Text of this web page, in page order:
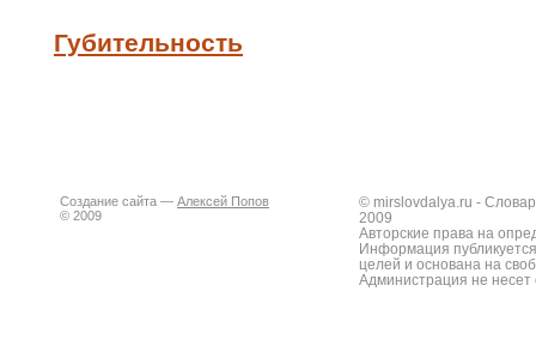
Губительность
Создание сайта — Алексей Попов
© 2009
© mirslovdalya.ru -
2009
Авторские права на
Информация
целей и основана на
Администрация не несет